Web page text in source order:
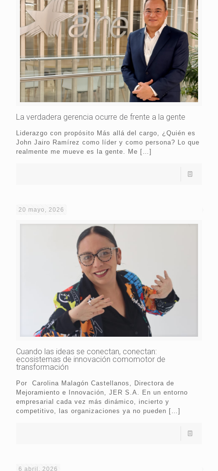
La verdadera gerencia ocurre de frente a la gente
Liderazgo con propósito Más allá del cargo, ¿Quién es
John Jairo Ramírez como líder y como persona? Lo que
realmente me mueve es la gente. Me […]
20 mayo, 2026
Cuando las ideas se conectan, conectan:
ecosistemas de innovación comomotor de
transformación
Por Carolina Malagón Castellanos, Directora de
Mejoramiento e Innovación, JER S.A. En un entorno
empresarial cada vez más dinámico, incierto y
competitivo, las organizaciones ya no pueden […]
6 abril, 2026